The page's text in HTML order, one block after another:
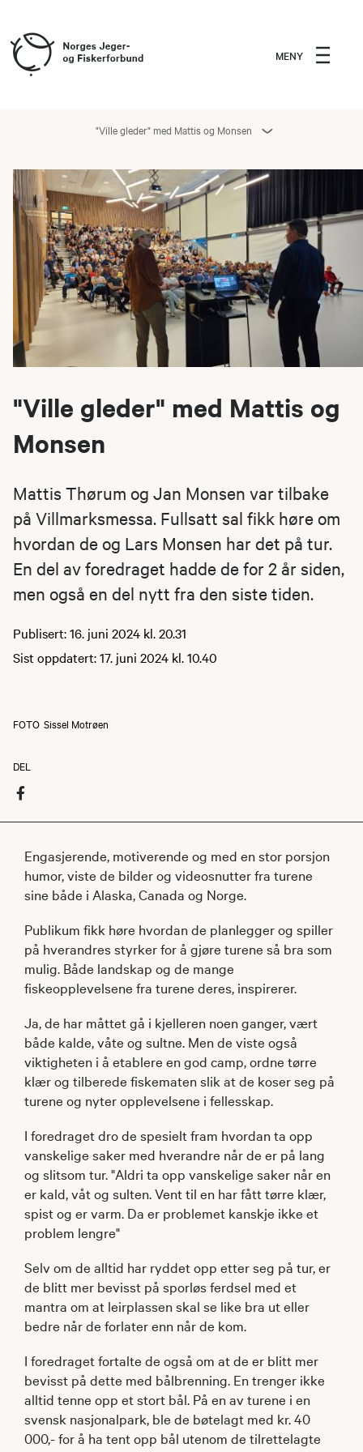
MENY
"Ville gleder" med Mattis og Monsen
"Ville gleder" med Mattis og
Monsen
Mattis Thørum og Jan Monsen var tilbake
på Villmarksmessa. Fullsatt sal fikk høre om
hvordan de og Lars Monsen har det på tur.
En del av foredraget hadde de for 2 år siden,
men også en del nytt fra den siste tiden.
Publisert: 16. juni 2024 kl. 20.31
Sist oppdatert: 17. juni 2024 kl. 10.40
FOTO Sissel Motrøen
DEL
Engasjerende, motiverende og med en stor porsjon
humor, viste de bilder og videosnutter fra turene
sine både i Alaska, Canada og Norge.
Publikum fikk høre hvordan de planlegger og spiller
på hverandres styrker for å gjøre turene så bra som
mulig. Både landskap og de mange
fiskeopplevelsene fra turene deres, inspirerer.
Ja, de har måttet gå i kjelleren noen ganger, vært
både kalde, våte og sultne. Men de viste også
viktigheten i å etablere en god camp, ordne tørre
klær og tilberede fiskematen slik at de koser seg på
turene og nyter opplevelsene i fellesskap.
I foredraget dro de spesielt fram hvordan ta opp
vanskelige saker med hverandre når de er på lang
og slitsom tur. "Aldri ta opp vanskelige saker når en
er kald, våt og sulten. Vent til en har fått tørre klær,
spist og er varm. Da er problemet kanskje ikke et
problem lengre"
Selv om de alltid har ryddet opp etter seg på tur, er
de blitt mer bevisst på sporløs ferdsel med et
mantra om at leirplassen skal se like bra ut eller
bedre når de forlater enn når de kom.
I foredraget fortalte de også om at de er blitt mer
bevisst på dette med bålbrenning. En trenger ikke
alltid tenne opp et stort bål. På en av turene i en
svensk nasjonalpark, ble de bøtelagt med kr. 40
000,- for å ha tent opp bål utenom de tilrettelagte